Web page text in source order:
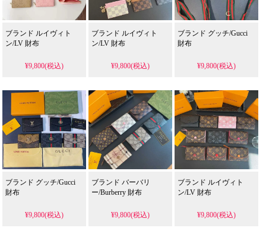
ブランド ルイヴィト
ン/LV 財布
¥9,800(税込)
ブランド ルイヴィト
ン/LV 財布
¥9,800(税込)
ブランド グッチ/Gucci
財布
¥9,800(税込)
ブランド グッチ/Gucci
財布
¥9,800(税込)
ブランド バーバリ
ー/Burberry 財布
¥9,800(税込)
ブランド ルイヴィト
ン/LV 財布
¥9,800(税込)